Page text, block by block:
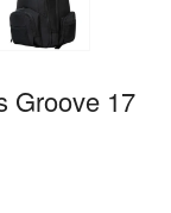
Groove 17